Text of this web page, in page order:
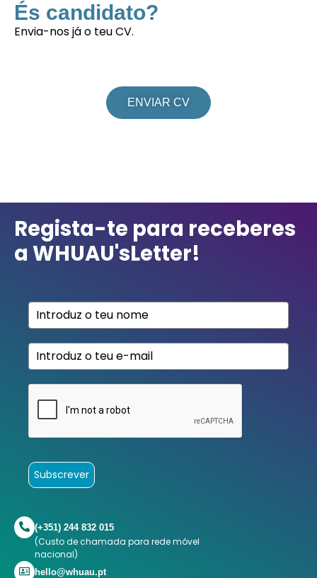
És candidato?
Envia-nos já o teu CV.
ENVIAR CV
Regista-te para receberes
a WHUAU'sLetter!
Subscrever
(+351) 244 832 015
(Custo de chamada para rede móvel
nacional)
hello@whuau.pt